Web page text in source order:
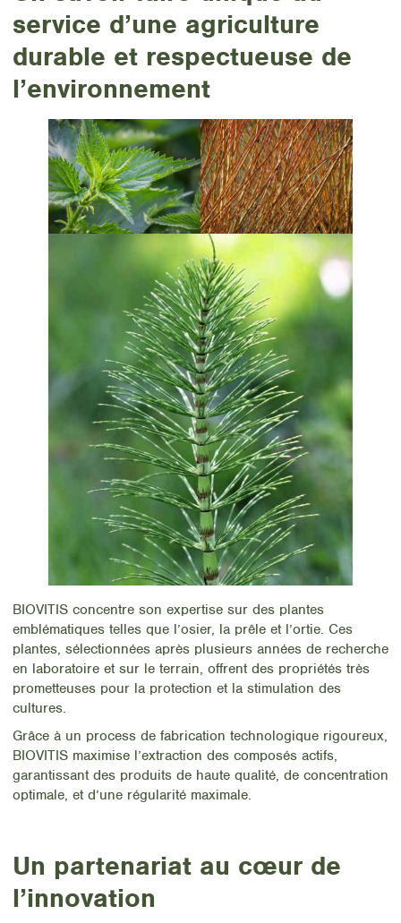
service d’une agriculture
durable et respectueuse de
l’environnement
BIOVITIS concentre son expertise sur des plantes
emblématiques telles que l’osier, la prêle et l’ortie. Ces
plantes, sélectionnées après plusieurs années de recherche
en laboratoire et sur le terrain, offrent des propriétés très
prometteuses pour la protection et la stimulation des
cultures.
Grâce à un process de fabrication technologique rigoureux,
BIOVITIS maximise l’extraction des composés actifs,
garantissant des produits de haute qualité, de concentration
optimale, et d’une régularité maximale.
Un partenariat au cœur de
l’innovation